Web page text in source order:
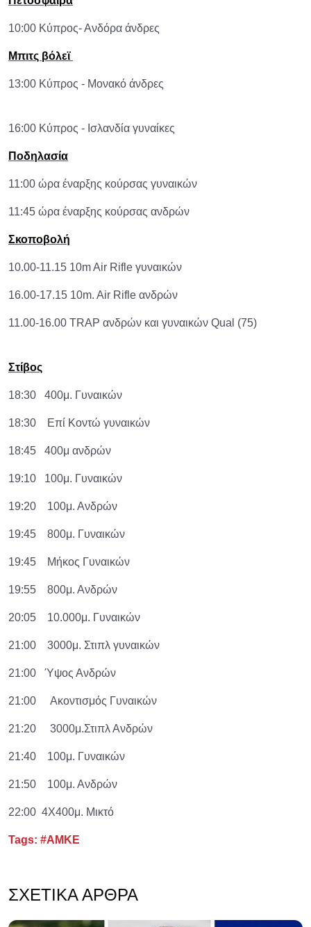
10:00 Κύπρος- Ανδόρα άνδρες
Μπιτς βόλεϊ
13:00 Κύπρος - Μονακό άνδρες
16:00 Κύπρος - Ισλανδία γυναίκες
Ποδηλασία
11:00 ώρα έναρξης κούρσας γυναικών
11:45 ώρα έναρξης κούρσας ανδρών
Σκοποβολή
10.00-11.15 10m Air Rifle γυναικών
16.00-17.15 10m. Air Rifle ανδρών
11.00-16.00 TRAP ανδρών και γυναικών Qual (75)
Στίβος
18:30 400μ. Γυναικών
18:30 Επί Κοντώ γυναικών
18:45 400μ ανδρών
19:10 100μ. Γυναικών
19:20 100μ. Ανδρών
19:45 800μ. Γυναικών
19:45 Μήκος Γυναικών
19:55 800μ. Ανδρών
20:05 10.000μ. Γυναικών
21:00 3000μ. Στιπλ γυναικών
21:00 Ύψος Ανδρών
21:00 Ακοντισμός Γυναικών
21:20 3000μ.Στιπλ Ανδρών
21:40 100μ. Γυναικών
21:50 100μ. Ανδρών
22:00 4Χ400μ. Μικτό
Tags: #ΑΜΚΕ
ΣΧΕΤΙΚΆ ΆΡΘΡΑ